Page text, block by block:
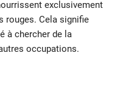
exclusivement
rouges. Cela signifie
à chercher de la
occupations.